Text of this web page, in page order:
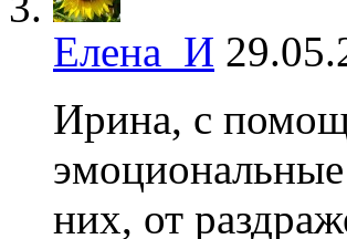
Елена_И
Ирина, с
них, от